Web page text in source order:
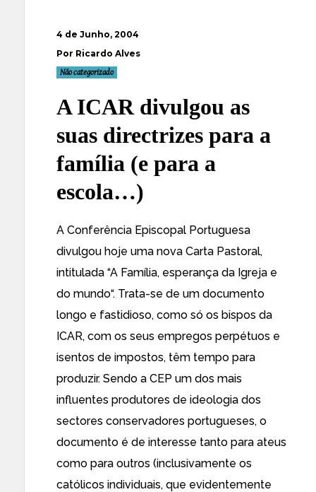
4 de Junho, 2004
Por Ricardo Alves
Não categorizado
A ICAR divulgou as
suas directrizes para a
família (e para a
escola…)
A Conferência Episcopal Portuguesa
divulgou hoje uma nova Carta Pastoral,
intitulada “A Família, esperança da Igreja e
do mundo“. Trata-se de um documento
longo e fastidioso, como só os bispos da
ICAR, com os seus empregos perpétuos e
isentos de impostos, têm tempo para
produzir. Sendo a CEP um dos mais
influentes produtores de ideologia dos
sectores conservadores portugueses, o
documento é de interesse tanto para ateus
como para outros (inclusivamente os
católicos individuais, que evidentemente